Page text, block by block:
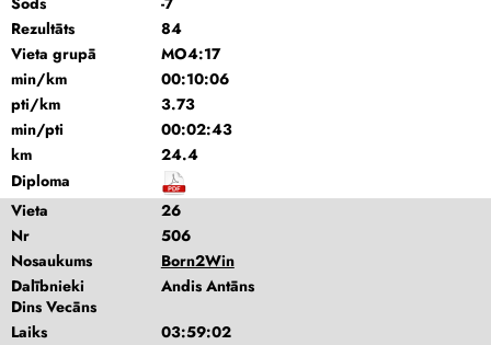
Rezultāts
84
Vieta grupā
MO4:17
min/km
00:10:06
pti/km
3.73
min/pti
00:02:43
km
24.4
Diploma
Vieta
26
Nr
506
Nosaukums
Born2Win
Dalībnieki
Andis Antāns
Dins Vecāns
Laiks
03:59:02